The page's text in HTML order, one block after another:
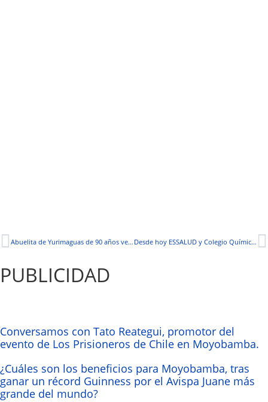
Abuelita de Yurimaguas de 90 años vence al coronavirus Desde hoy ESSALUD y Colegio Químico producen Ivermectina en Moyobamba
PUBLICIDAD
Conversamos con Tato Reategui, promotor del
evento de Los Prisioneros de Chile en Moyobamba.
¿Cuáles son los beneficios para Moyobamba, tras
ganar un récord Guinness por el Avispa Juane más
grande del mundo?